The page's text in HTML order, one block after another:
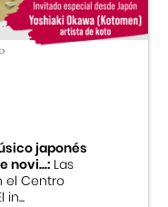
japonés
novi...:Las
el Centro